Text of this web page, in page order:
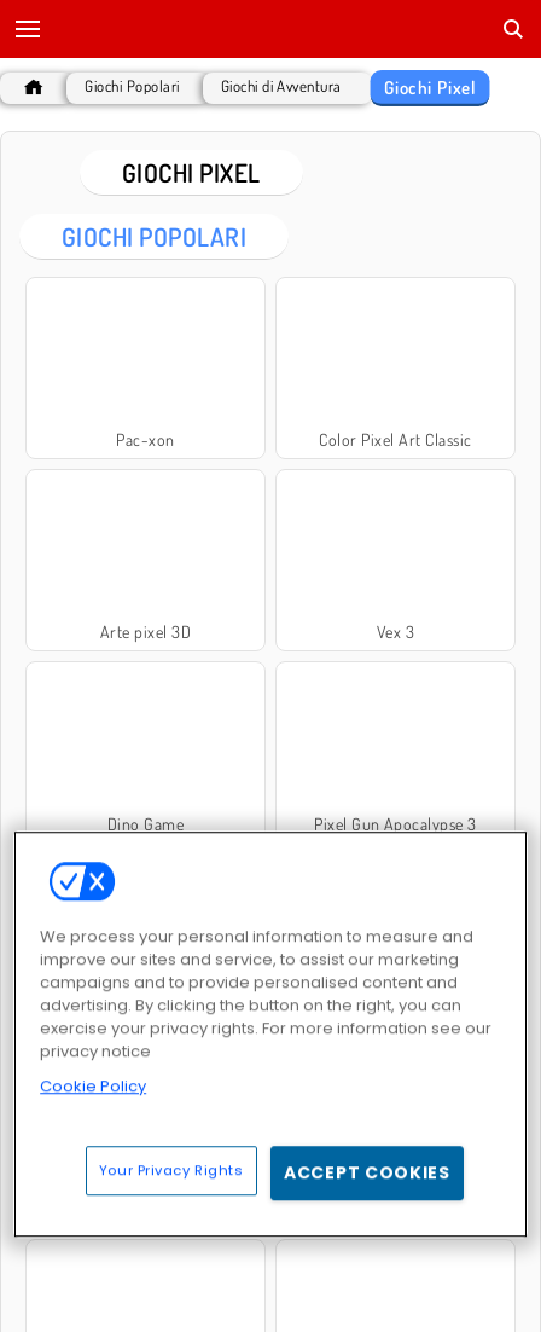
Giochi Popolari Giochi di Avventura Giochi Pixel
GIOCHI PIXEL
GIOCHI POPOLARI
Pac-xon Color Pixel Art Classic
Arte pixel 3D Vex 3
Dino Game Pixel Gun Apocalypse 3
Pixel Number DIY Coloring Coloring By Numbers
We process your personal information to measure and
improve our sites and service, to assist our marketing
campaigns and to provide personalised content and
advertising. By clicking the button on the right, you can
exercise your privacy rights. For more information see our
privacy notice
Cookie Policy
Your Privacy Rights ACCEPT COOKIES